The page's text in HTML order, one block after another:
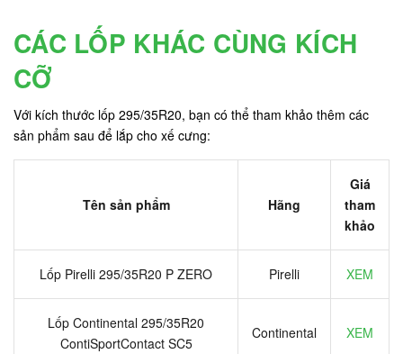
CÁC LỐP KHÁC CÙNG KÍCH
CỠ
Với kích thước lốp 295/35R20, bạn có thể tham khảo thêm các
sản phẩm sau để lắp cho xế cưng:
Tên sản phẩm Hãng
Giá
tham
khảo
Lốp Pirelli 295/35R20 P ZERO Pirelli XEM
Lốp Continental 295/35R20
ContiSportContact SC5
Continental XEM